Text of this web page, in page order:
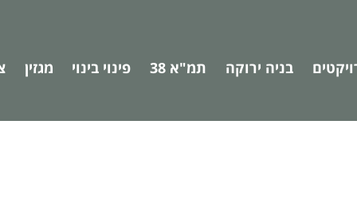
בניה ירוקה תמ"א 38 פינוי בינוי מגזין